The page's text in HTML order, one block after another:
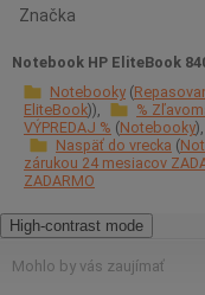
Značka
Notebook HP EliteBook
Notebooky
EliteBook
%
VÝPREDAJ % Notebooky
Naspäť do vrecka
zárukou 24 mesiacov
ZADARMO
High-contrast mode
Mohlo by vás zaujímať